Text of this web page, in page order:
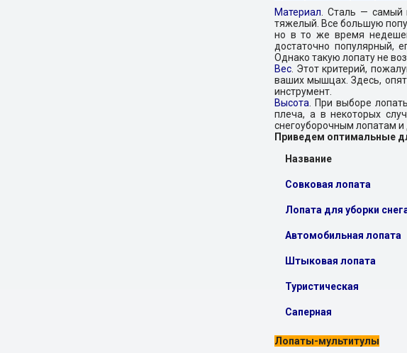
Материал . Сталь — самый
тяжелый. Все большую
но в то же время
достаточно популярный,
Однако такую лопату не
Вес . Этот критерий,
ваших мышцах. Здесь,
инструмент.
Высота . При выборе
плеча, а в некоторых
снегоуборочным лопатам и
Приведем оптимальные
Название
Совковая лопата
Лопата для уборки
Автомобильная лопата
Штыковая лопата
Туристическая
Саперная
Лопаты-мультитулы